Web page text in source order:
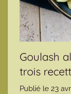
Goulash
trois
Publié le 23